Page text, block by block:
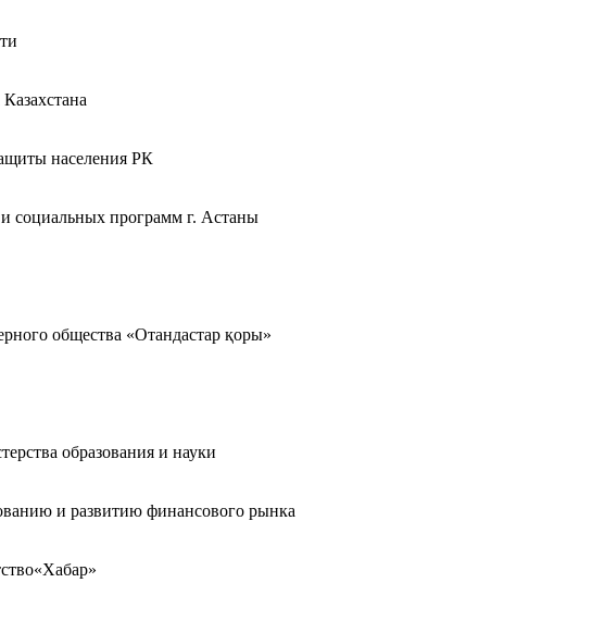
населения РК
и социальных программ г. Астаны
общества «Отандастар қоры»
образования и науки
и развитию финансового рынка